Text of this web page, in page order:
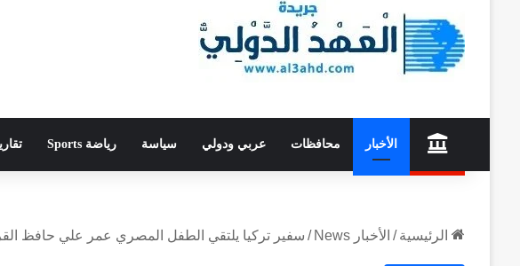
الأخبار محافظات عربي ودولي سياسة رياضة Sports
الرئيسية / الأخبار News / سفير تركيا يلتقي الطفل المصري عمر علي حافظ